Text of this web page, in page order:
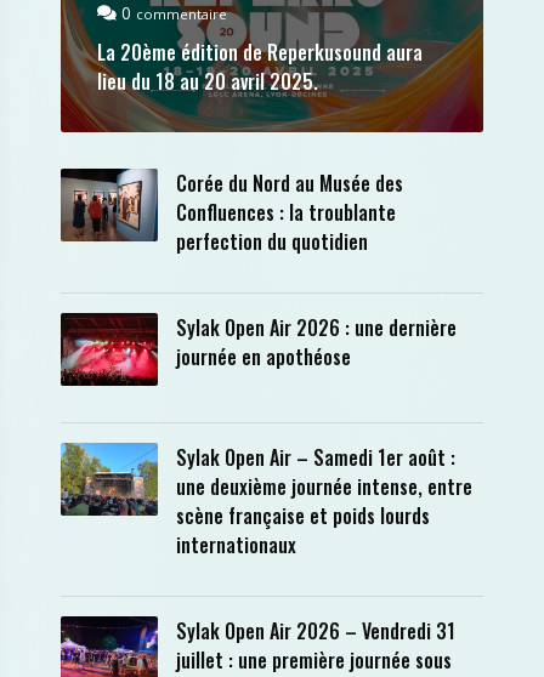
0 commentaire
La 20ème édition de Reperkusound aura
lieu du 18 au 20 avril 2025.
Corée du Nord au Musée des
Confluences : la troublante
perfection du quotidien
Sylak Open Air 2026 : une dernière
journée en apothéose
Sylak Open Air – Samedi 1er août :
une deuxième journée intense, entre
scène française et poids lourds
internationaux
Sylak Open Air 2026 – Vendredi 31
juillet : une première journée sous